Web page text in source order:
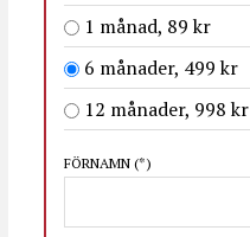
1 månad, 89 kr
6 månader, 499 kr
12 månader, 998 kr
FÖRNAMN (*)